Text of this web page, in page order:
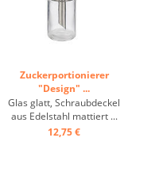
Zuckerportionierer
"Design" ...
Glas glatt, Schraubdeckel
aus Edelstahl mattiert ...
12,75 €